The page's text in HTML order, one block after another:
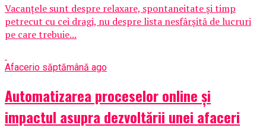
Vacanțele sunt despre relaxare, spontaneitate și timp
petrecut cu cei dragi, nu despre lista nesfârșită de lucruri
pe care trebuie...
Afacerio săptămână ago
Automatizarea proceselor online și
impactul asupra dezvoltării unei afaceri